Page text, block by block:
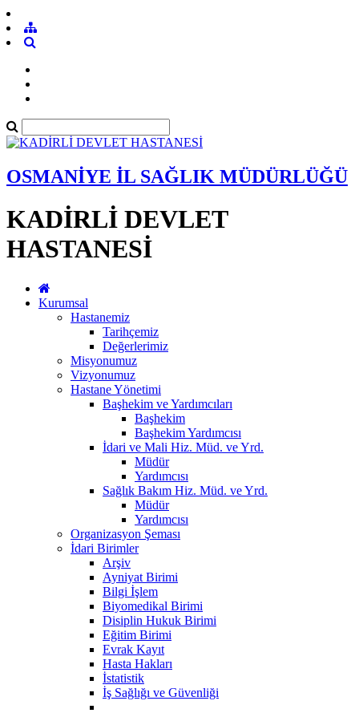
OSMANİYE İL SAĞLIK MÜDÜRLÜĞÜ
KADİRLİ DEVLET
HASTANESİ
Kurumsal
Hastanemiz
Tarihçemiz
Değerlerimiz
Misyonumuz
Vizyonumuz
Hastane Yönetimi
Başhekim ve Yardımcıları
Başhekim
Başhekim Yardımcısı
İdari ve Mali Hiz. Müd. ve Yrd.
Müdür
Yardımcısı
Sağlık Bakım Hiz. Müd. ve Yrd.
Müdür
Yardımcısı
Organizasyon Şeması
İdari Birimler
Arşiv
Ayniyat Birimi
Bilgi İşlem
Biyomedikal Birimi
Disiplin Hukuk Birimi
Eğitim Birimi
Evrak Kayıt
Hasta Hakları
İstatistik
İş Sağlığı ve Güvenliği